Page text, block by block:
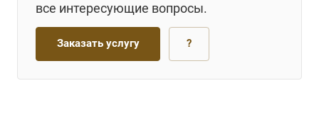
все интересующие вопросы.
Заказать услугу ?